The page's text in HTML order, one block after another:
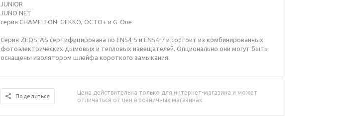
JUNIOR
JUNO NET
серия CHAMELEON: GEKKO, OCTO+ и G-One
Серия ZEOS-AS сертифицирована по EN54-5 и EN54-7 и состоит из комбинированных
фотоэлектрических дымовых и тепловых извещателей. Опционально они могут быть
оснащены изолятором шлейфа короткого замыкания.
Поделиться
Цена действительна только для интернет-магазина и может
отличаться от цен в розничных магазинах